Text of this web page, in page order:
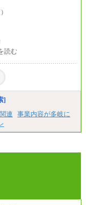
円
円
243,000円
円
円
222,000円
は、生活の拠点が定
域等により異なりま
考の中で決定いたし
読む
]
連
事業内容が多岐に